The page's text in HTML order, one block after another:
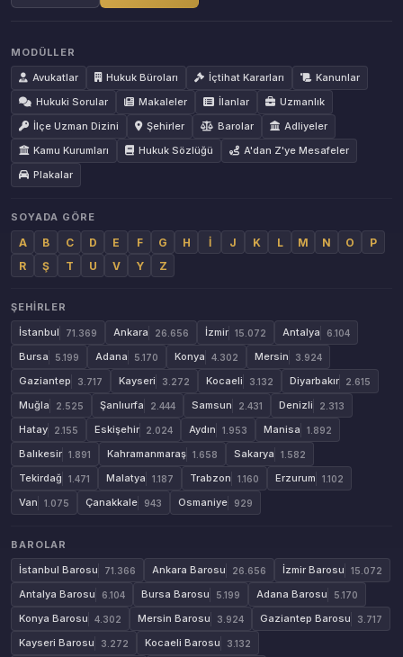
MODÜLLER
Avukatlar
Hukuk Büroları İçtihat Kararları
Kanunlar
Hukuki Sorular
Makaleler İlanlar
Uzmanlık
İlçe Uzman Dizini
Şehirler Barolar
Adliyeler
Kamu Kurumları
Hukuk Sözlüğü
A'dan Z'ye Mesafeler
Plakalar
SOYADA GÖRE
A B C D E F G H İ J K L M N O
P
R
Ş T U V Y Z
ŞEHIRLER
İstanbul
71.369 Ankara 26.656 İzmir 15.072 Antalya 6.104
Bursa 5.199 Adana 5.170 Konya 4.302 Mersin 3.924
Gaziantep 3.717 Kayseri 3.272 Kocaeli 3.132 Diyarbakır 2.615
Muğla 2.525 Şanlıurfa 2.444 Samsun 2.431 Denizli 2.313
Hatay 2.155 Eskişehir 2.024 Aydın 1.953 Manisa 1.892
Balıkesir 1.891 Kahramanmaraş 1.658 Sakarya 1.582
Tekirdağ 1.471 Malatya 1.187 Trabzon 1.160 Erzurum 1.102
Van 1.075 Çanakkale 943 Osmaniye 929
BAROLAR
İstanbul Barosu
71.366 Ankara Barosu 26.656 İzmir Barosu 15.072
Antalya Barosu 6.104 Bursa Barosu 5.199 Adana Barosu 5.170
Konya Barosu 4.302 Mersin Barosu 3.924 Gaziantep Barosu 3.717
Kayseri Barosu 3.272 Kocaeli Barosu 3.132